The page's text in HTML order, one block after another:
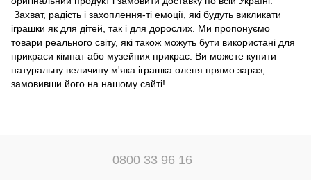
Захват, радість і захоплення-ті емоції, які будуть викликати
іграшки як для дітей, так і для дорослих. Ми пропонуємо
товари реального світу, які також можуть бути використані для
прикраси кімнат або музейних прикрас. Ви можете купити
натуральну величину м'яка іграшка оленя прямо зараз,
замовивши його на нашому сайті!
0800 33 96 16